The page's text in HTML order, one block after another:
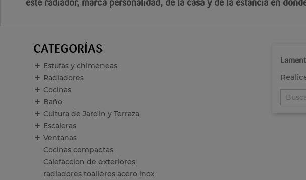
este radiador, marca personalidad, de la casa y de la estancia en
CATEGORÍAS
Estufas y chimeneas
Radiadores
Cocinas
Baño
Cultura de Jardín y Terraza
Escaleras
Ventanas
Cocinas compactas
Calefaccion de exteriores
radiadores toalleros acero inox